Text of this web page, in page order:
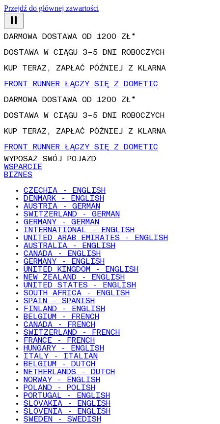
Przejdź do głównej zawartości
DOSTAWA W CIĄGU 3–5 DNI ROBOCZYCH
KUP TERAZ, ZAPŁAĆ PÓŹNIEJ Z KLARNA
FRONT RUNNER ŁĄCZY SIĘ Z DOMETIC
DARMOWA DOSTAWA OD 1200 ZŁ*
DOSTAWA W CIĄGU 3–5 DNI ROBOCZYCH
KUP TERAZ, ZAPŁAĆ PÓŹNIEJ Z KLARNA
FRONT RUNNER ŁĄCZY SIĘ Z DOMETIC
WYPOSAŻ SWÓJ POJAZD
WSPARCIE
BIZNES
CZECHIA - ENGLISH
DENMARK - ENGLISH
AUSTRIA - GERMAN
SWITZERLAND - GERMAN
GERMANY - GERMAN
INTERNATIONAL - ENGLISH
UNITED ARAB EMIRATES - ENGLISH
AUSTRALIA - ENGLISH
CANADA - ENGLISH
GERMANY - ENGLISH
UNITED KINGDOM - ENGLISH
NEW ZEALAND - ENGLISH
UNITED STATES - ENGLISH
SOUTH AFRICA - ENGLISH
SPAIN - SPANISH
FINLAND - ENGLISH
BELGIUM - FRENCH
CANADA - FRENCH
SWITZERLAND - FRENCH
FRANCE - FRENCH
HUNGARY - ENGLISH
ITALY - ITALIAN
BELGIUM - DUTCH
NETHERLANDS - DUTCH
NORWAY - ENGLISH
POLAND - POLISH
PORTUGAL - ENGLISH
SLOVAKIA - ENGLISH
SLOVENIA - ENGLISH
SWEDEN - SWEDISH